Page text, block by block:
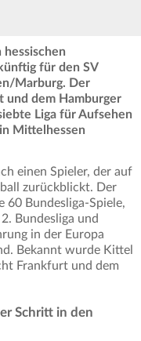
hessischen
für den SV
Marburg. Der
dem Hamburger
Liga für Aufsehen
Mittelhessen
einen Spieler, der auf
zurückblickt. Der
Bundesliga-Spiele,
Bundesliga und
in der Europa
Bekannt wurde Kittel
Frankfurt und dem
Schritt in den